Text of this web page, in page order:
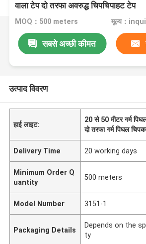
वाला टेप दो तरफा अवरुद्ध चिपचिपाहट टेप
MOQ：500 meters मूल्य：
सबसे अच्छी कीमत
उत्पाद विवरण
हाई लाइट:
20 से 50 मीटर गर्म
दो तरफा गर्म पिघल
Delivery Time 20 working days
Minimum Order Q
uantity
500 meters
Model Number 3151-1
Packaging Details
Depends on the
ty